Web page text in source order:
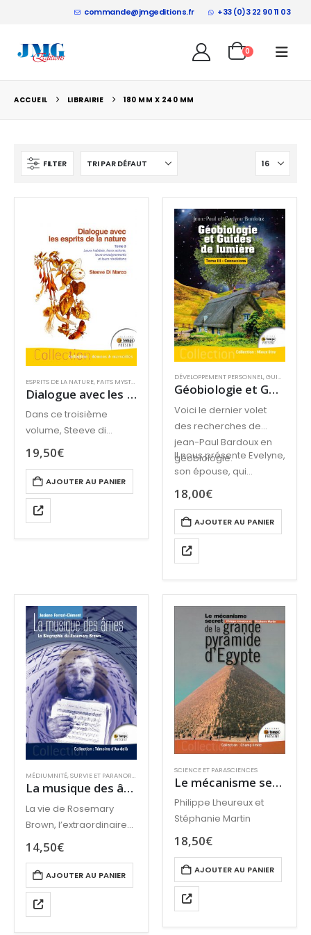
commande@jmgeditions.fr +33 (0)3 22 90 11 03
0
ACCUEIL LIBRAIRIE 180 MM X 240 MM
FILTER
ESPRITS DE LA NATURE, FAITS MYSTÉRIEUX GUIDES OU VRAIES PRATIQUES,MÉDIUMNITÉ
Dialogue avec les esprits de la nature Tome 3
Dans ce troisième
volume, Steeve di
Marco approfondit sa
présentation des êtres
de la natures auxquels il
est confronté.
19,50€
AJOUTER AU PANIER
DÉVELOPPEMENT PERSONNEL,GUIDES OU VRAIES PRATIQUES
Géobiologie et Guides de lumière Tome 3 Connexions
Voici le dernier volet
des recherches de
jean-Paul Bardoux en
géobiologie.
Il nous présente Evelyne,
son épouse, qui
l’accompagne
désormais dans ses
recherches.
18,00€
AJOUTER AU PANIER
MÉDIUMNITÉ,SURVIE ET PARANORMAL
La musique des âmes : Bographie de Rosemary Brown
La vie de Rosemary
Brown, l’extraordinaire
médium qui permet aux
compositeurs célèbres
de poursuivre leur
œuvre par delà la mort.
14,50€
AJOUTER AU PANIER
SCIENCE ET PARASCIENCES
Le mécanisme secret de la grande pyramide d’Egypte
Philippe Lheureux et
Stéphanie Martin
18,50€
AJOUTER AU PANIER